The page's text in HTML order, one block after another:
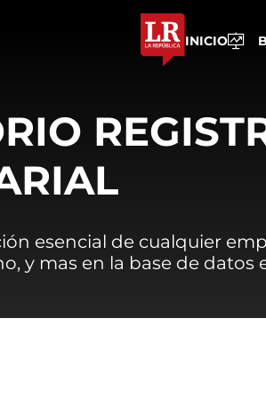
INICIO
esencial de cualquier
y mas en la base de